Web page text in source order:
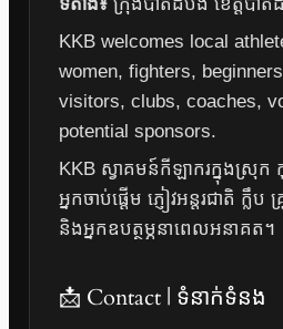
KKB welcomes local
women, fighters,
visitors, clubs, coaches,
potential sponsors.
KKB ស្វាគមន៍កីឡាករក្នុងស្រុក
អ្នកចាប់ផ្តើម ភ្ញៀវអន្តរជាតិ ក្លឹប
និងអ្នកឧបត្ថម្ភនាពេលអនាគត។
📩 Contact | ទំនាក់ទំនង